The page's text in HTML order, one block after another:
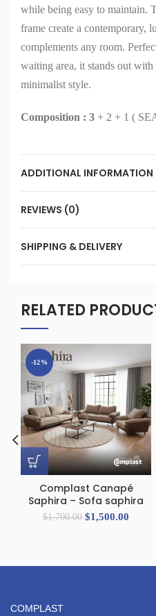
while being easy to maintain.
frame create a contemporary,
complements any room.
waiting area, it stands out
minimalist style.
Composition : 3 + 2 + 1 (
ADDITIONAL INFORMATION
REVIEWS (0)
SHIPPING & DELIVERY
RELATED
-12%
Complast Canapé
Saphira – Sofa saphira
$1,700.00 $1,500.00
COMPLAST